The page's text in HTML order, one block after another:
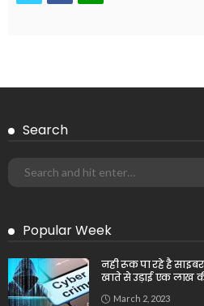
Search
Popular Week
नही रूक पा रहे है
खाते से उड़ाई एक लाख
March 2, 2023